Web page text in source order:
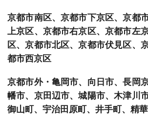
京都市南区、京都市下京区、京都
上京区、京都市右京区、京都市左
区、京都市北区、京都市伏見区、
都市西京区
京都市外・亀岡市、向日市、長岡
幡市、京田辺市、城陽市、木津川
御山町、宇治田原町、井手町、精華